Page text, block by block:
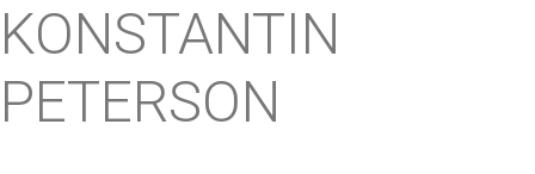
KONSTANTIN
PETERSON